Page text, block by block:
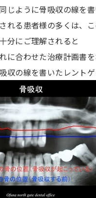
じように骨吸収の線を
れる患者様の多くは、
分にご理解されると
に合わせた治療計画書
収の線を書いたレントゲ